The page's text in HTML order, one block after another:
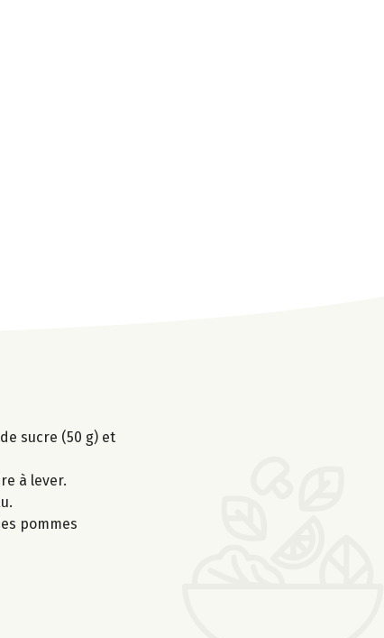
sucre (50 g) et
à lever.
pommes